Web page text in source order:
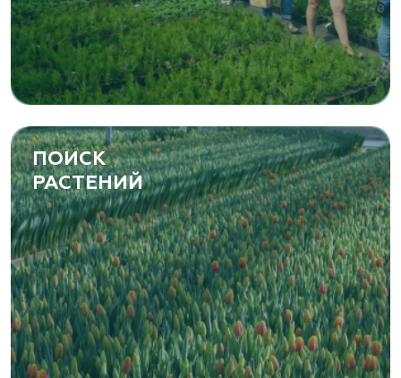
ПОИСК
РАСТЕНИЙ